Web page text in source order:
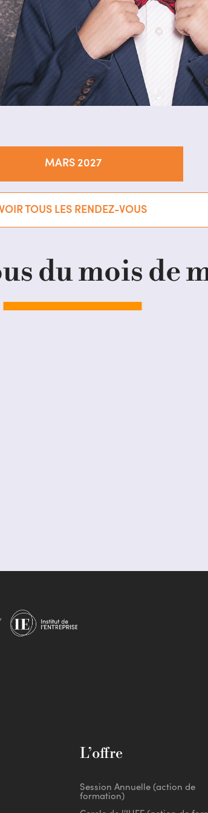
MARS 2027
VOIR TOUS LES RENDEZ-VOUS
du mois de
L’offre
Session Annuelle (action de
formation)